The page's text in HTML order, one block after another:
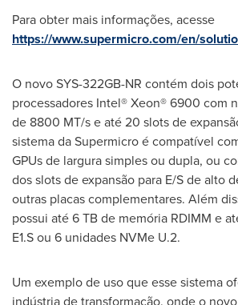
Para obter mais informações, acesse
https://www.supermicro.com/en/
O novo SYS-322GB-NR contém dois
processadores Intel® Xeon® 6900 com
de 8800 MT/s e até 20 slots de
sistema da Supermicro é compatível
GPUs de largura simples ou dupla, ou
dos slots de expansão para E/S de alto
outras placas complementares. Além
possui até 6 TB de memória RDIMM e
E1.S ou 6 unidades NVMe U.2.
Um exemplo de uso que esse sistema
indústria de transformação, onde o